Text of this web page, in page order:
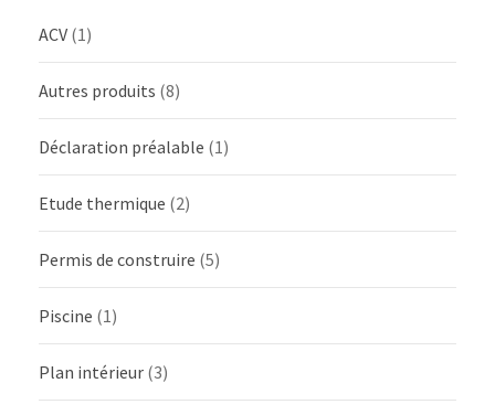
ACV (1)
Autres produits (8)
Déclaration préalable (1)
Etude thermique (2)
Permis de construire (5)
Piscine (1)
Plan intérieur (3)